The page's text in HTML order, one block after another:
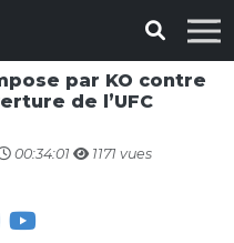
par KO contre
de l’UFC
00:34:01
1171 vues